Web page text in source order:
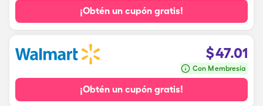
¡Obtén un cupón gratis!
$47.01
Con Membresía
¡Obtén un cupón gratis!